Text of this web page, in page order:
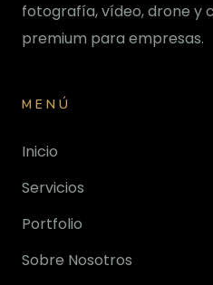
fotografía, vídeo, drone y
premium para empresas.
MENÚ
Inicio
Servicios
Portfolio
Sobre Nosotros